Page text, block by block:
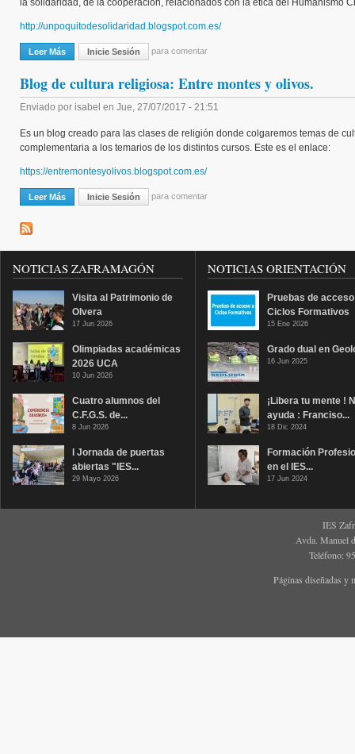
la solidaridad, de la cooperación, relacionados con la ética del Humanismo
http://unpoquitodesolidaridad.blogspot.com.es/
Leer Más Sobre Blog De Temas Sociales Y Humanitarios: Un Poquito De
Inicie Sesión para comentar
Blog de cultura religiosa: Entre montes y olivos.
Enviado por isabel en Jue, 27/07/2017 - 21:51
Es un blog creado para las clases de religión donde colgaremos temas de
complementaria a los temarios de los distintos cursos. Este es el enlace:
https://entremontesyolivos.blogspot.com.es/
Leer Más Sobre Blog De Cultura Religiosa: Entre Montes Y Olivos.
Inicie Sesión para comentar
NOTICIAS ZAFRAMAGÓN
Visita al Patrimonio de
Olvera
17 Jun 2026
Olimpiadas académicas
2026 UCA
10 Jun 2026
Cuatro alumnos del
C.F.G.S. de...
8 Jun 2026
I Jornada de puertas
abiertas "IES...
29 Mayo 2026
NOTICIAS ORIENTACIÓN
Pruebas de
Ciclos Formativos
15 Ene 2026
Grado dual en
16 Jun 2025
¡Libera tu mente !
ayuda : Franciso...
18 Dic 2024
Formación
en el IES...
17 Jun 2024
IES
Avda. Manuel
Teléfono:
Páginas diseñadas y